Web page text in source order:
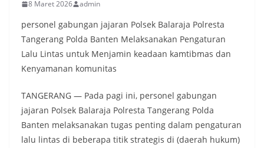
8 Maret 2026 admin
personel gabungan jajaran Polsek Balaraja Polresta
Tangerang Polda Banten Melaksanakan Pengaturan
Lalu Lintas untuk Menjamin keadaan kamtibmas dan
Kenyamanan komunitas
TANGERANG — Pada pagi ini, personel gabungan
jajaran Polsek Balaraja Polresta Tangerang Polda
Banten melaksanakan tugas penting dalam pengaturan
lalu lintas di beberapa titik strategis di (daerah hukum)